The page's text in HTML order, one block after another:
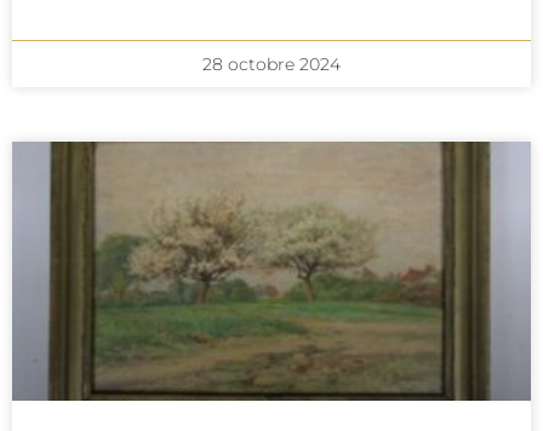
28 octobre 2024